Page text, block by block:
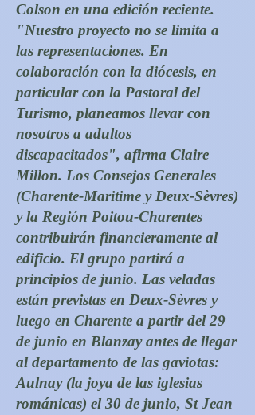
Colson en una edición reciente.
"Nuestro proyecto no se limita a
las representaciones. En
colaboración con la diócesis, en
particular con la Pastoral del
Turismo, planeamos llevar con
nosotros a adultos
discapacitados", afirma Claire
Millon. Los Consejos Generales
(Charente-Maritime y Deux-Sèvres)
y la Región Poitou-Charentes
contribuirán financieramente al
edificio. El grupo partirá a
principios de junio. Las veladas
están previstas en Deux-Sèvres y
luego en Charente a partir del 29
de junio en Blanzay antes de llegar
al departamento de las gaviotas:
Aulnay (la joya de las iglesias
románicas) el 30 de junio, St Jean